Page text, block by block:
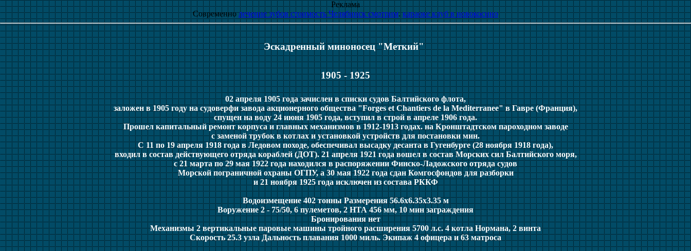
Реклама
Современнолечение зубов стоимость Челябинск смотрим.караоке клуб в новокосино
Эскадренный миноносец "Меткий"
1905 - 1925
02 апреля 1905 года зачислен в списки судов Балтийского флота,
заложен в 1905 году на судоверфи завода акционерного общества "Forges et Chantiers de la Mediterranee" в Гавре (Франция),
спущен на воду 24 июня 1905 года, вступил в строй в апреле 1906 года.
Прошел капитальный ремонт корпуса и главных механизмов в 1912-1913 годах. на Кронштадтском пароходном заводе
с заменой трубок в котлах и установкой устройств для постановки мин.
С 11 по 19 апреля 1918 года в Ледовом походе, обеспечивал высадку десанта в Гугенбурге (28 ноября 1918 года),
входил в состав действующего отряда кораблей (ДОТ). 21 апреля 1921 года вошел в состав Морских сил Балтийского моря,
с 21 марта по 29 мая 1922 года находился в распоряжении Финско-Ладожского отряда судов
Морской пограничной охраны ОГПУ, а 30 мая 1922 года сдан Комгосфондов для разборки
и 21 ноября 1925 года исключен из состава РККФ
Водоизмещение 402 тонны Размерения 56.6x6.35x3.35 м
Воружение 2 - 75/50, 6 пулеметов, 2 НТА 456 мм, 10 мин заграждения
Бронирования нет
Механизмы 2 вертикальные паровые машины тройного расширения 5700 л.с. 4 котла Нормана, 2 винта
Скорость 25.3 узла Дальность плавания 1000 миль. Экипаж 4 офицера и 63 матроса